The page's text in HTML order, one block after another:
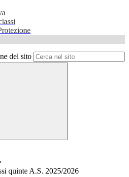
del sito
quinte A.S. 2025/2026